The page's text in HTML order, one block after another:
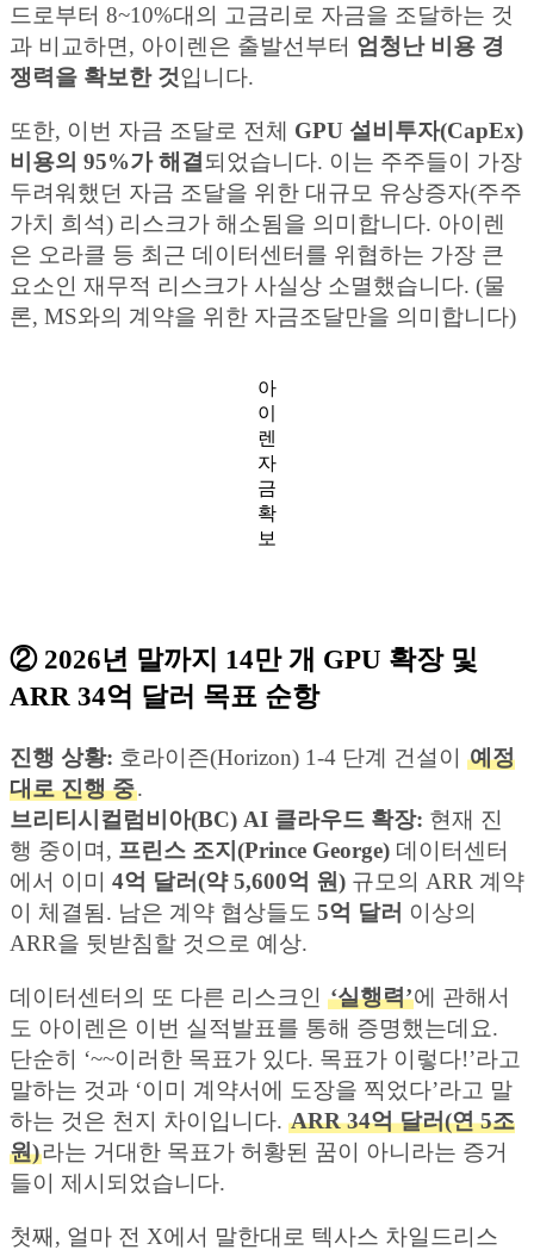
드로부터 8~10%대의 고금리로 자금을 조달하는 것
과 비교하면, 아이렌은 출발선부터 엄청난 비용 경
쟁력을 확보한 것입니다.
또한, 이번 자금 조달로 전체 GPU 설비투자(CapEx)
비용의 95%가 해결되었습니다. 이는 주주들이 가장
두려워했던 자금 조달을 위한 대규모 유상증자(주주
가치 희석) 리스크가 해소됨을 의미합니다. 아이렌
은 오라클 등 최근 데이터센터를 위협하는 가장 큰
요소인 재무적 리스크가 사실상 소멸했습니다. (물
론, MS와의 계약을 위한 자금조달만을 의미합니다)
아
이
렌
자
금
확
보
② 2026년 말까지 14만 개 GPU 확장 및
ARR 34억 달러 목표 순항
진행 상황: 호라이즌(Horizon) 1-4 단계 건설이 예정
대로 진행 중.
브리티시컬럼비아(BC) AI 클라우드 확장: 현재 진
행 중이며, 프린스 조지(Prince George) 데이터센터
에서 이미 4억 달러(약 5,600억 원) 규모의 ARR 계약
이 체결됨. 남은 계약 협상들도 5억 달러 이상의
ARR을 뒷받침할 것으로 예상.
데이터센터의 또 다른 리스크인 ‘실행력’에 관해서
도 아이렌은 이번 실적발표를 통해 증명했는데요.
단순히 ‘~~이러한 목표가 있다. 목표가 이렇다!’라고
말하는 것과 ‘이미 계약서에 도장을 찍었다’라고 말
하는 것은 천지 차이입니다. ARR 34억 달러(연 5조
원)라는 거대한 목표가 허황된 꿈이 아니라는 증거
들이 제시되었습니다.
첫째, 얼마 전 X에서 말한대로 텍사스 차일드리스